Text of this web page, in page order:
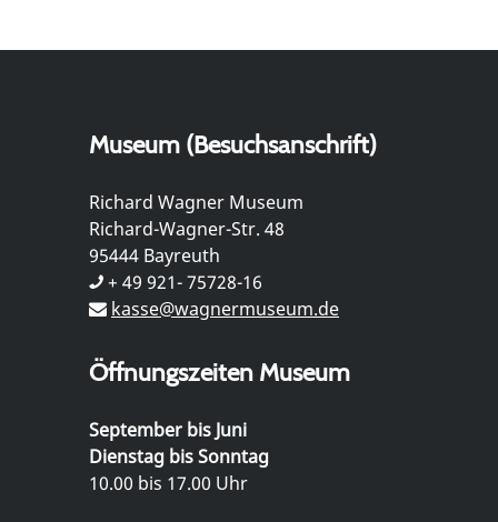
Museum (Besuchsanschrift)
Richard Wagner Museum
Richard-Wagner-Str. 48
95444 Bayreuth
+ 49 921- 75728-16
kasse@wagnermuseum.de
Öffnungszeiten Museum
September bis Juni
Dienstag bis Sonntag
10.00 bis 17.00 Uhr